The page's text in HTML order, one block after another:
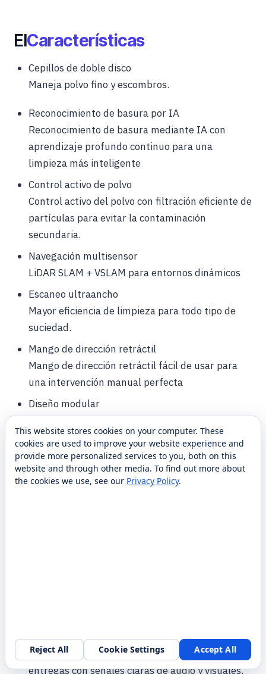
ElCaracterísticas
Cepillos de doble disco
Maneja polvo fino y escombros.
Reconocimiento de basura por IA
Reconocimiento de basura mediante IA con
aprendizaje profundo continuo para una
limpieza más inteligente
Control activo de polvo
Control activo del polvo con filtración eficiente de
partículas para evitar la contaminación
secundaria.
Navegación multisensor
LiDAR SLAM + VSLAM para entornos dinámicos
Escaneo ultraancho
Mayor eficiencia de limpieza para todo tipo de
suciedad.
Mango de dirección retráctil
Mango de dirección retráctil fácil de usar para
una intervención manual perfecta
Diseño modular
Diseño modular para un fácil mantenimiento de
contenedores de basura y componentes de
limpieza.
Alertas inteligentes
Notifica al personal y a los clientes sobre las
entregas con señales claras de audio y visuales.
This website stores cookies on your computer. These
cookies are used to improve your website experience and
provide more personalized services to you, both on this
website and through other media. To find out more about
the cookies we use, see our Privacy Policy.
Reject All Cookie Settings Accept All